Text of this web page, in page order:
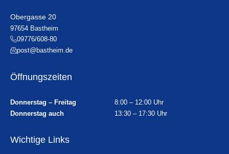
Obergasse 20
97654 Bastheim
09776/608-80
post@bastheim.de
Öffnungszeiten
Donnerstag – Freitag
8:00 – 12:00 Uhr
Donnerstag auch
13:30 – 17:30 Uhr
Wichtige Links